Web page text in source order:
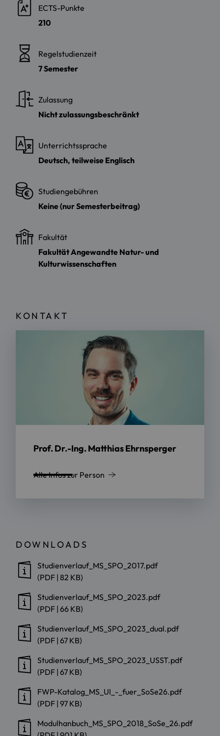
ECTS-Punkte
210
Regelstudienzeit
7 Semester
Zulassung
Nicht zulassungsbeschränkt
Unterrichtssprache
Deutsch, teilweise Englisch
Studiengebühren
Keine (nur Semesterbeitrag)
Fakultät
Fakultät Angewandte Natur- und
Kulturwissenschaften
KONTAKT
Prof. Dr.-Ing. Matthias Ehrnsperger
Alle Infos zur Person
DOWNLOADS
Studienverlauf_MS_SPO_2017.pdf
(PDF | 82 KB)
Studienverlauf_MS_SPO_2023.pdf
(PDF | 66 KB)
Studienverlauf_MS_SPO_2023_dual.pdf
(PDF | 67 KB)
Studienverlauf_MS_SPO_2023_USST.pdf
(PDF | 67 KB)
FWP-Katalog_MS_UI_-_fuer_SoSe26.pdf
(PDF | 97 KB)
Modulhanbuch_MS_SPO_2018_SoSe_26.pdf